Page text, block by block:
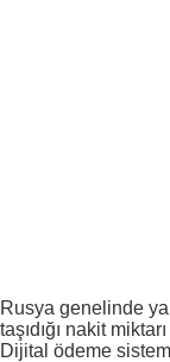
Rusya genelinde
taşıdığı nakit
Dijital ödeme